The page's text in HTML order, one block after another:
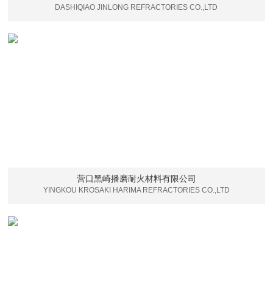
DASHIQIAO JINLONG REFRACTORIES CO.,LTD
营口黑崎播磨耐火材料有限公司
YINGKOU KROSAKI HARIMA REFRACTORIES CO.,LTD